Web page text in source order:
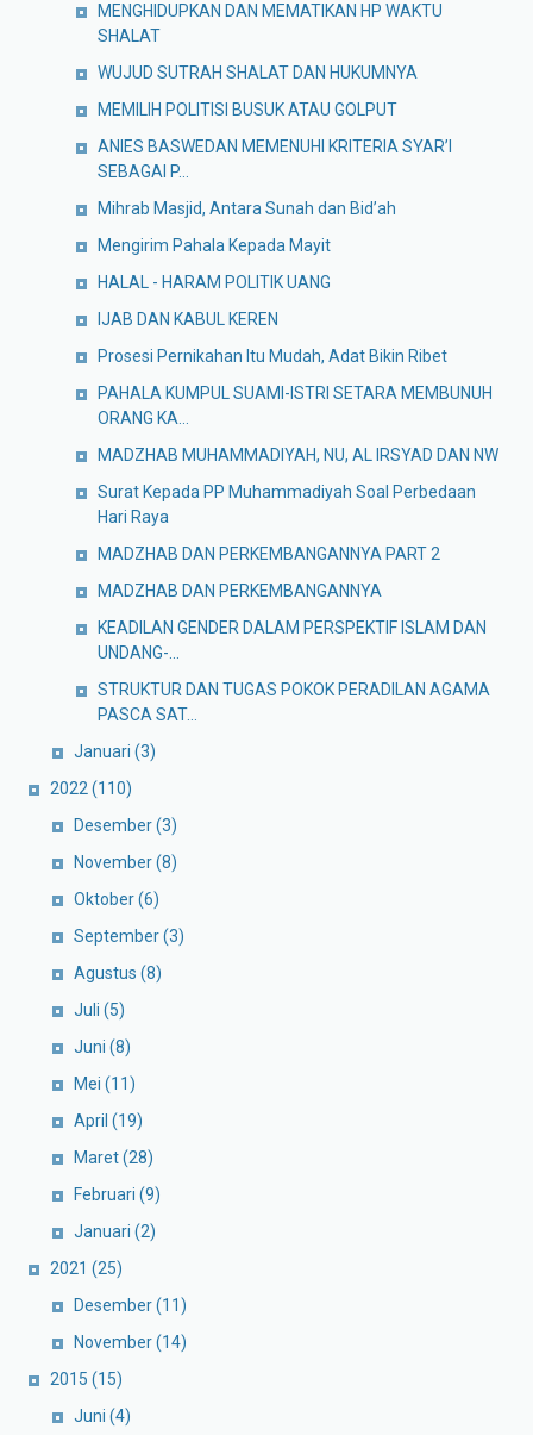
MENGHIDUPKAN DAN MEMATIKAN HP WAKTU
SHALAT
WUJUD SUTRAH SHALAT DAN HUKUMNYA
MEMILIH POLITISI BUSUK ATAU GOLPUT
ANIES BASWEDAN MEMENUHI KRITERIA SYAR’I
SEBAGAI P...
Mihrab Masjid, Antara Sunah dan Bid’ah
Mengirim Pahala Kepada Mayit
HALAL - HARAM POLITIK UANG
IJAB DAN KABUL KEREN
Prosesi Pernikahan Itu Mudah, Adat Bikin Ribet
PAHALA KUMPUL SUAMI-ISTRI SETARA MEMBUNUH
ORANG KA...
MADZHAB MUHAMMADIYAH, NU, AL IRSYAD DAN NW
Surat Kepada PP Muhammadiyah Soal Perbedaan
Hari Raya
MADZHAB DAN PERKEMBANGANNYA PART 2
MADZHAB DAN PERKEMBANGANNYA
KEADILAN GENDER DALAM PERSPEKTIF ISLAM DAN
UNDANG-...
STRUKTUR DAN TUGAS POKOK PERADILAN AGAMA
PASCA SAT...
Januari (3)
2022(110)
Desember(3)
November(8)
Oktober(6)
September(3)
Agustus (8)
Juli (5)
Juni (8)
Mei (11)
April (19)
Maret(28)
Februari (9)
Januari (2)
2021 (25)
Desember(11)
November(14)
2015 (15)
Juni (4)